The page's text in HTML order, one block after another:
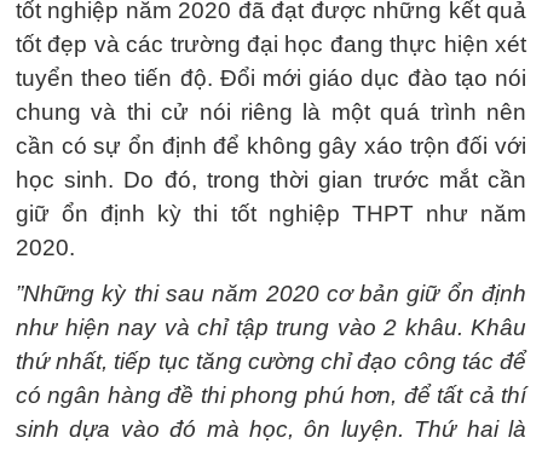
tốt nghiệp năm 2020 đã đạt được những kết quả
tốt đẹp và các trường đại học đang thực hiện xét
tuyển theo tiến độ. Đổi mới giáo dục đào tạo nói
chung và thi cử nói riêng là một quá trình nên
cần có sự ổn định để không gây xáo trộn đối với
học sinh. Do đó, trong thời gian trước mắt cần
giữ ổn định kỳ thi tốt nghiệp THPT như năm
2020.
”Những kỳ thi sau năm 2020 cơ bản giữ ổn định
như hiện nay và chỉ tập trung vào 2 khâu. Khâu
thứ nhất, tiếp tục tăng cường chỉ đạo công tác để
có ngân hàng đề thi phong phú hơn, để tất cả thí
sinh dựa vào đó mà học, ôn luyện. Thứ hai là